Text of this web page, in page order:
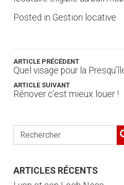
Posted in Gestion locative
ARTICLE PRÉCÉDENT
Quel visage pour la
ARTICLE SUIVANT
Rénover c’est mieux louer !
ARTICLES RÉCENTS